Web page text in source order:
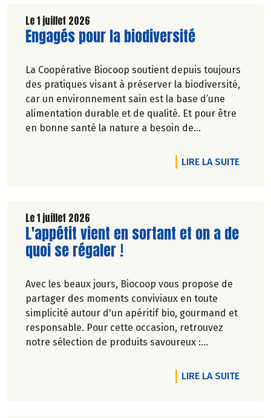
Le 1 juillet 2026
Lire la suite de l'article
Engagés pour la biodiversité
La Coopérative Biocoop soutient depuis toujours
des pratiques visant à préserver la biodiversité,
car un environnement sain est la base d’une
alimentation durable et de qualité. Et pour être
en bonne santé la nature a besoin de
LIRE LA SUITEDE
Le 1 juillet 2026
Lire la suite de l'article
L'appétit vient en sortant et on a de
quoi se régaler !
Avec les beaux jours, Biocoop vous propose de
partager des moments conviviaux en toute
simplicité autour d'un apéritif bio, gourmand et
responsable. Pour cette occasion, retrouvez
notre sélection de produits savoureux :
croustillantes, gâteaux apéritifs gourmands, jus
de fruits rafraîchissants, kombuchas pétillants...
LIRE LA SUITEDE